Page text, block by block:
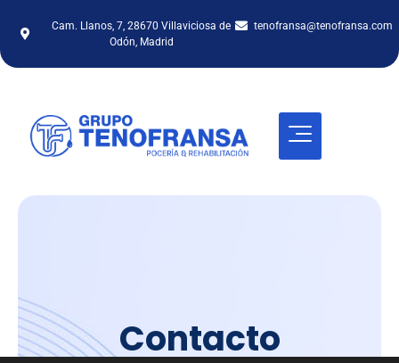
Cam. Llanos, 7, 28670 Villaviciosa de
Odón, Madrid
tenofransa@tenofransa.com
Contacto